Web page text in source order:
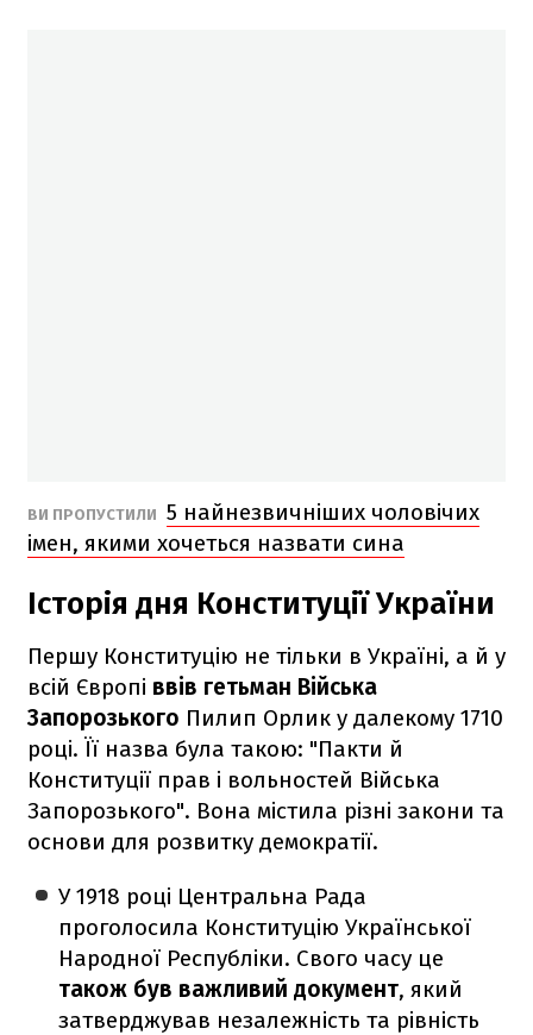
ВИ ПРОПУСТИЛИ 5 найнезвичніших чоловічих
імен, якими хочеться назвати сина
Історія дня Конституції України
Першу Конституцію не тільки в Україні, а й у
всій Європі ввів гетьман Війська
Запорозького Пилип Орлик у далекому 1710
році. Її назва була такою: "Пакти й
Конституції прав і вольностей Війська
Запорозького". Вона містила різні закони та
основи для розвитку демократії.
У 1918 році Центральна Рада
проголосила Конституцію Української
Народної Республіки. Свого часу це
також був важливий документ, який
затверджував незалежність та рівність